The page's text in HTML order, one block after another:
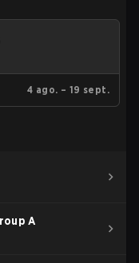
4 ago. – 19 sept.
A